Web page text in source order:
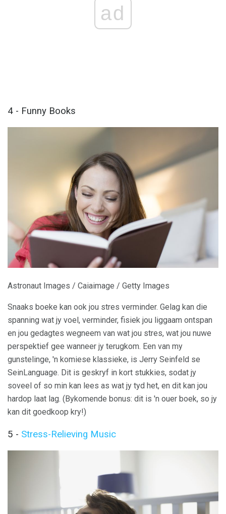
ad
4 - Funny Books
Astronaut Images / Caiaimage / Getty Images
Snaaks boeke kan ook jou stres verminder. Gelag kan die
spanning wat jy voel, verminder, fisiek jou liggaam ontspan
en jou gedagtes wegneem van wat jou stres, wat jou nuwe
perspektief gee wanneer jy terugkom. Een van my
gunstelinge, 'n komiese klassieke, is Jerry Seinfeld se
SeinLanguage. Dit is geskryf in kort stukkies, sodat jy
soveel of so min kan lees as wat jy tyd het, en dit kan jou
hardop laat lag. (Bykomende bonus: dit is 'n ouer boek, so jy
kan dit goedkoop kry!)
5 - Stress-Relieving Music